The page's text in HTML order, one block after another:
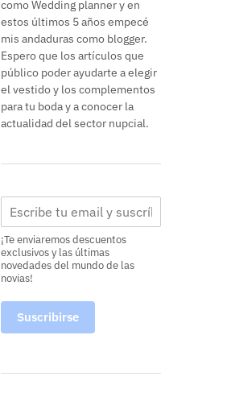
como Wedding planner y en
estos últimos 5 años empecé
mis andaduras como blogger.
Espero que los artículos que
público poder ayudarte a elegir
el vestido y los complementos
para tu boda y a conocer la
actualidad del sector nupcial.
¡Te enviaremos descuentos
exclusivos y las últimas
novedades del mundo de las
novias!
Suscribirse